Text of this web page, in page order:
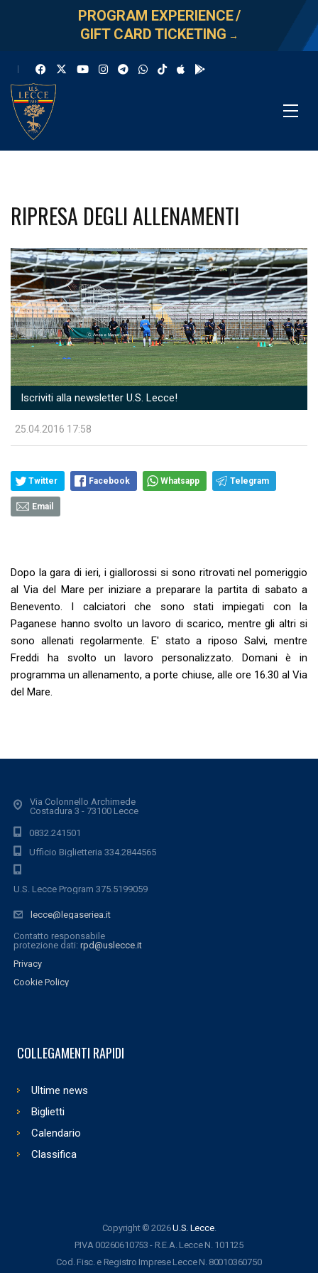
PROGRAM EXPERIENCE/
GIFT CARD TICKETING →
RIPRESA DEGLI ALLENAMENTI
Iscriviti alla newsletter U.S. Lecce!
25.04.2016 17:58
Twitter Facebook Whatsapp Telegram
Email
Dopo la gara di ieri, i giallorossi si sono ritrovati nel pomeriggio
al Via del Mare per iniziare a preparare la partita di sabato a
Benevento. I calciatori che sono stati impiegati con la
Paganese hanno svolto un lavoro di scarico, mentre gli altri si
sono allenati regolarmente. E' stato a riposo Salvi, mentre
Freddi ha svolto un lavoro personalizzato. Domani è in
programma un allenamento, a porte chiuse, alle ore 16.30 al Via
del Mare.
Via Colonnello Archimede
Costadura 3 - 73100 Lecce
0832.241501
Ufficio Biglietteria 334.2844565
U.S. Lecce Program 375.5199059
lecce@legaseriea.it
Contatto responsabile
protezione dati: rpd@uslecce.it
Privacy
Cookie Policy
COLLEGAMENTI RAPIDI
Ultime news
Biglietti
Calendario
Classifica
Copyright © 2026U.S. Lecce.
P.IVA 00260610753 - R.E.A. Lecce N. 101125
Cod. Fisc. e Registro Imprese Lecce N. 80010360750